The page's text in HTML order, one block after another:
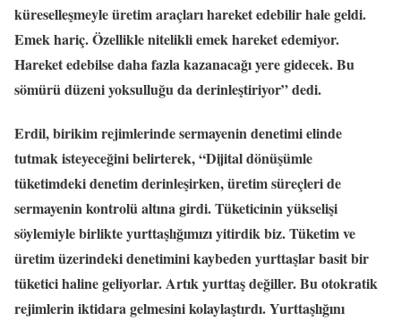
küreselleşmeyle üretim araçları hareket edebilir hale geldi.
Emek hariç. Özellikle nitelikli emek hareket edemiyor.
Hareket edebilse daha fazla kazanacağı yere gidecek. Bu
sömürü düzeni yoksulluğu da derinleştiriyor” dedi.
Erdil, birikim rejimlerinde sermayenin denetimi elinde
tutmak isteyeceğini belirterek, “Dijital dönüşümle
tüketimdeki denetim derinleşirken, üretim süreçleri de
sermayenin kontrolü altına girdi. Tüketicinin yükselişi
söylemiyle birlikte yurttaşlığımızı yitirdik biz. Tüketim ve
üretim üzerindeki denetimini kaybeden yurttaşlar basit bir
tüketici haline geliyorlar. Artık yurttaş değiller. Bu otokratik
rejimlerin iktidara gelmesini kolaylaştırdı. Yurttaşlığını